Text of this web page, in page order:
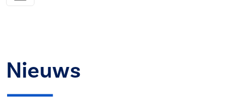
Nieuws